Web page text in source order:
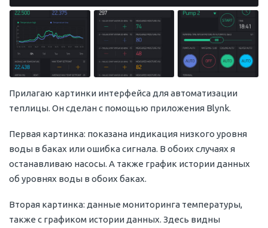
Прилагаю картинки интерфейса для автоматизации
теплицы. Он сделан с помощью приложения Blynk.
Первая картинка: показана индикация низкого уровня
воды в баках или ошибка сигнала. В обоих случаях я
останавливаю насосы. А также график истории данных
об уровнях воды в обоих баках.
Вторая картинка: данные мониторинга температуры,
также с графиком истории данных. Здесь видны